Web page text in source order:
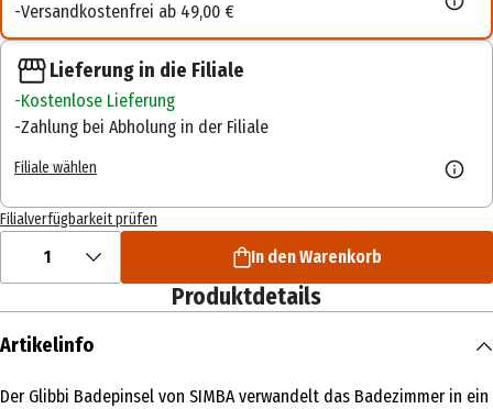
Versandkostenfrei ab 49,00 €
Lieferung in die Filiale
Kostenlose Lieferung
Zahlung bei Abholung in der Filiale
Filiale wählen
Filialverfügbarkeit prüfen
1 In den Warenkorb
Produktdetails
Artikelinfo
Der Glibbi Badepinsel von SIMBA verwandelt das Badezimmer in ein